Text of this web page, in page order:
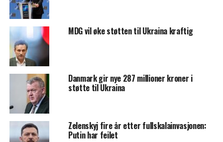
MDG vil øke støtten til Ukraina kraftig
Danmark gir nye 287 millioner kroner i
støtte til Ukraina
Zelenskyj fire år etter fullskalainvasjonen:
Putin har feilet